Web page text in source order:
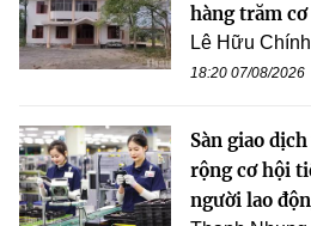
hàng trăm
Lê Hữu Chính
18:20 07/08/2026
Sàn giao
rộng cơ hội
người lao